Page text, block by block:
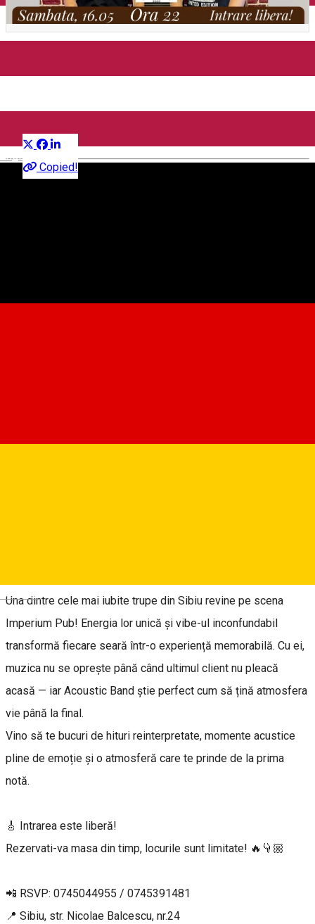
English
Deutsch
@ImperiumLive
Copied!
Concert
Una dintre cele mai iubite trupe din Sibiu revine pe scena
Imperium Pub! Energia lor unică și vibe-ul inconfundabil
transformă fiecare seară într-o experiență memorabilă. Cu ei,
muzica nu se oprește până când ultimul client nu pleacă
acasă — iar Acoustic Band știe perfect cum să țină atmosfera
vie până la final.
Vino să te bucuri de hituri reinterpretate, momente acustice
pline de emoție și o atmosferă care te prinde de la prima
notă.
🎸 Intrarea este liberă!
Rezervati-va masa din timp, locurile sunt limitate! 🔥👇🏼
📲 RSVP: 0745044955 / 0745391481
📍 Sibiu, str. Nicolae Balcescu, nr.24